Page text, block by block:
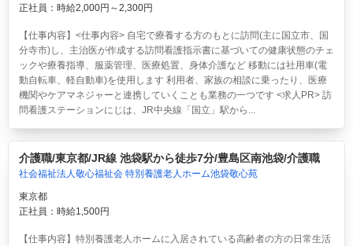
正社員：時給2,000円～2,300円
【仕事内容】<仕事内容> 自宅で療養する方のもとに訪問(主に国立市、国
分寺市)し、主治医が作成する訪問看護指示書に基づいての健康状態のチェ
ックや療養指導、服薬管理、医療処置、身体介護など 移動には社用車(電
動自転車、軽自動車)を使用します 利用者、家族の相談に乗ったり、医療
機関やケアマネジャーと連携していくことも業務の一つです <求人PR> 訪
問看護ステーションにじは、JR中央線「国立」駅から...
介護職/東京都/JR線 池袋駅から徒歩7分/豊島区南池袋/介護職
社会福祉法人敬心福祉会 特別養護老人ホーム池袋敬心苑
東京都
正社員：時給1,500円
【仕事内容】特別養護老人ホームに入居されている高齢者の方の日常生活